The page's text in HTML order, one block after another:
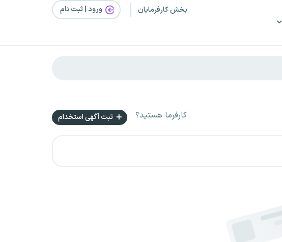
بخش کارفرمایان ورود | ثبت‌ نام
کارفرما هستید؟ ثبت آگهی استخدام